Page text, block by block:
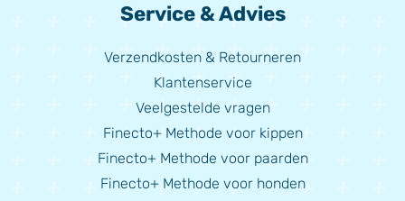
Service & Advies
Verzendkosten & Retourneren
Klantenservice
Veelgestelde vragen
Finecto+ Methode voor kippen
Finecto+ Methode voor paarden
Finecto+ Methode voor honden